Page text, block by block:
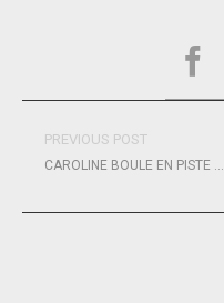
PREVIOUS POST
CAROLINE BOULE EN PISTE POUR LA MINI EN MAI